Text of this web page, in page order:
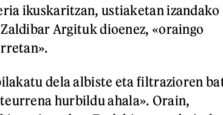
ikuskaritzan, ustiaketan izandako
Argituk dioenez, «oraingo
dela albiste eta filtrazioren
hurbildu ahala». Orain,